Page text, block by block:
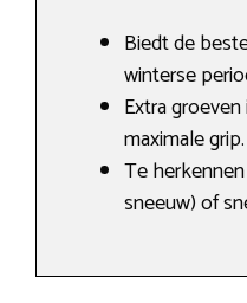
Biedt de
winterse
Extra
maximale grip.
Te
sneeuw) of